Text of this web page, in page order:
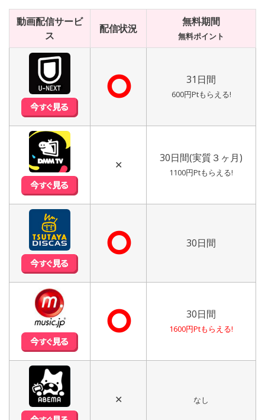
動画配信サービ
ス
配信状況
無料期間
無料ポイント
⭘ 31日間
600円Ptもらえる!
✕
30日間(実質３ヶ月)
1100円Ptもらえる!
⭘ 30日間
⭘ 30日間
1600円Ptもらえる!
✕ なし